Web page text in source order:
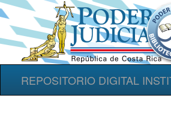
REPOSITORIO DIGITAL